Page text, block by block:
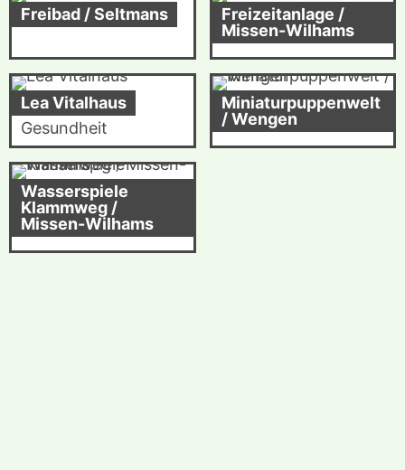
Freibad / Seltmans
Freizeitanlage /
Missen-Wilhams
Lea Vitalhaus
Gesundheit
Miniaturpuppenwelt
/ Wengen
Wasserspiele
Klammweg /
Missen-Wilhams